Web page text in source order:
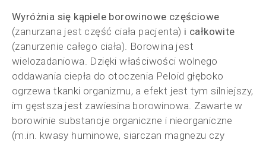
Wyróżnia się kąpiele borowinowe częściowe
(zanurzana jest część ciała pacjenta) i całkowite
(zanurzenie całego ciała). Borowina jest
wielozadaniowa. Dzięki właściwości wolnego
oddawania ciepła do otoczenia Peloid głęboko
ogrzewa tkanki organizmu, a efekt jest tym silniejszy,
im gęstsza jest zawiesina borowinowa. Zawarte w
borowinie substancje organiczne i nieorganiczne
(m.in. kwasy huminowe, siarczan magnezu czy